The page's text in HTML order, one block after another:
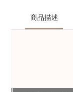
商品描述